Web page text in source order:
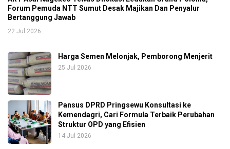
Forum Pemuda NTT Sumut Desak Majikan Dan Penyalur
Bertanggung Jawab
22 Jul 2026
Harga Semen Melonjak, Pemborong Menjerit
25 Jul 2026
Pansus DPRD Pringsewu Konsultasi ke
Kemendagri, Cari Formula Terbaik Perubahan
Struktur OPD yang Efisien
14 Jul 2026